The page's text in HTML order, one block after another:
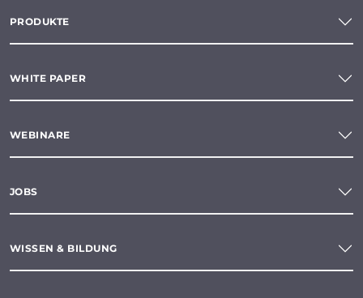
PRODUKTE
WHITE PAPER
WEBINARE
JOBS
WISSEN & BILDUNG